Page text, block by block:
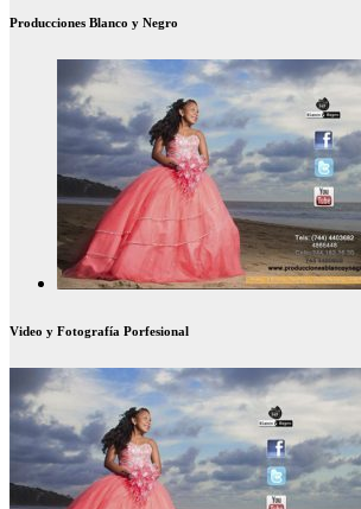
Producciones Blanco y Negro
Video y Fotografía Porfesional